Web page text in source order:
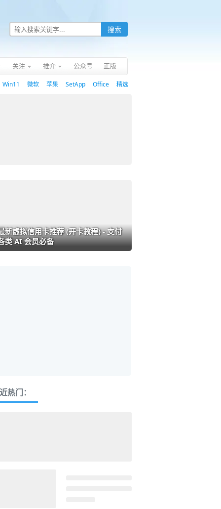
关注 推介 公众号 正版
Win11 微软 苹果 SetApp Office 精选
新虚拟信用卡推荐 (开卡教程) - 支付
类 AI 会员必备
热门：